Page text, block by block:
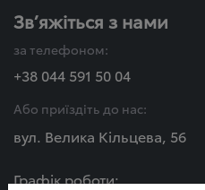
Зв’яжіться з нами
за телефоном:
+38 044 591 50 04
Або приїздіть до нас:
вул. Велика Кільцева, 56
Графік роботи: